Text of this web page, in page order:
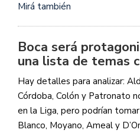
Mirá también
Boca será
una lista de temas
Hay detalles para analizar:
Córdoba, Colón y Patronato
en la Liga, pero podrían
Blanco, Moyano, Ameal y